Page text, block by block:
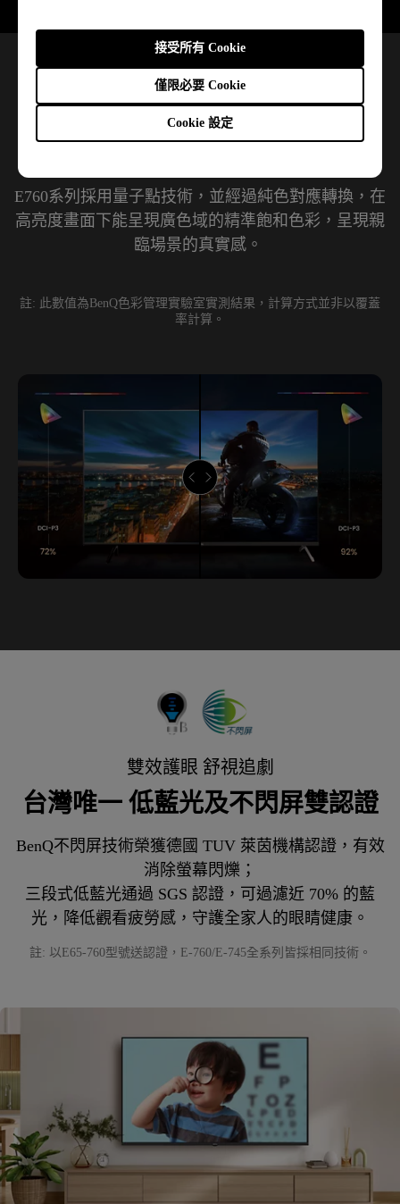
Cookie 設定
僅限必要 Cookie
接受所有 Cookie
極致色彩 精準展現
E760系列採用量子點技術，並經過純色對應轉換，在
高亮度畫面下能呈現廣色域的精準飽和色彩，呈現親
臨場景的真實感。
註: 此數值為BenQ色彩管理實驗室實測結果，計算方式並非以覆蓋
率計算。
雙效護眼 舒視追劇
台灣唯一 低藍光及不閃屏雙認證​
BenQ不閃屏技術榮獲德國 TUV 萊茵機構認證，有效
消除螢幕閃爍；
三段式低藍光通過 SGS 認證，可過濾近 70% 的藍
光，降低觀看疲勞感，守護全家人的眼睛健康。